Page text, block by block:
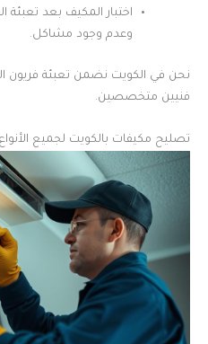
اختبار المكيف بعد تعبئة
وعدم وجود مشاكل.
نحن في الكويت نضمن تعبئة فريون
فنيين متخصصين.
تصليح مكيفات بالكويت لجميع